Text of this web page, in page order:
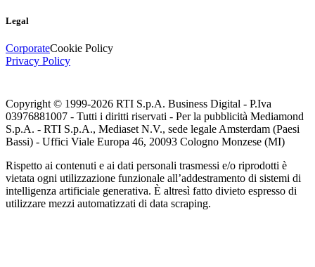
Legal
CorporateCookie Policy
Privacy Policy
Copyright © 1999-2026 RTI S.p.A. Business Digital - P.Iva
03976881007 - Tutti i diritti riservati - Per la pubblicità Mediamond
S.p.A. - RTI S.p.A., Mediaset N.V., sede legale Amsterdam (Paesi
Bassi) - Uffici Viale Europa 46, 20093 Cologno Monzese (MI)
Rispetto ai contenuti e ai dati personali trasmessi e/o riprodotti è
vietata ogni utilizzazione funzionale all’addestramento di sistemi di
intelligenza artificiale generativa. È altresì fatto divieto espresso di
utilizzare mezzi automatizzati di data scraping.